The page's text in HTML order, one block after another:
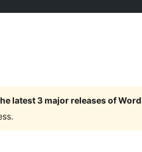
latest 3 major releases of